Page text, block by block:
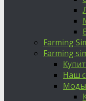
Farming
Farming
Наш
Моды